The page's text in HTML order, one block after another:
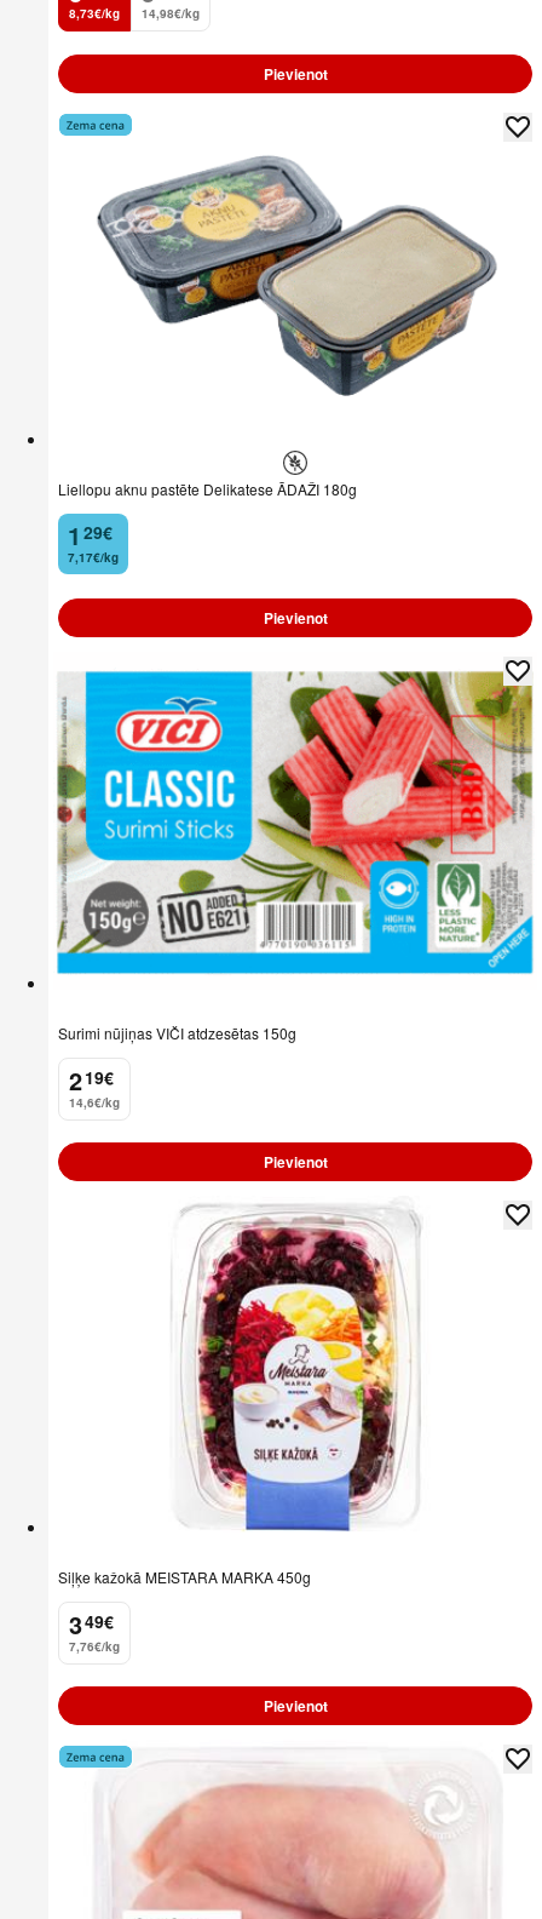
8,73€/kg 14,98€/kg
Pievienot
Liellopu aknu pastēte Delikatese ĀDAŽI 180g
1
. 29€
7,17€/kg
Pievienot
Surimi nūjiņas VIČI atdzesētas 150g
2
. 19€
14,6€/kg
Pievienot
Siļķe kažokā MEISTARA MARKA 450g
3
. 49€
7,76€/kg
Pievienot